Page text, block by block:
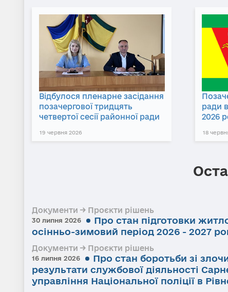
Відбулося пленарне засідання
позачергової тридцять
четвертої сесії районної ради
19 червня 2026
ради
2026
18
Документи → Проєкти рішень
30 липня 2026
Про стан підготовки
осінньо-зимовий період 2026 - 2027
Документи → Проєкти рішень
16 липня 2026
Про стан боротьби зі
результати службової діяльності
управління Національної поліції в